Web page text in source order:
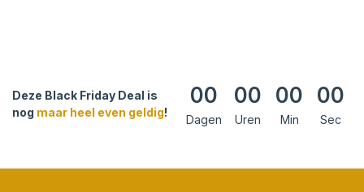
Deze Black Friday Deal is
nog maar heel even geldig!
00
Dagen
00
Uren
00
Min
00
Sec